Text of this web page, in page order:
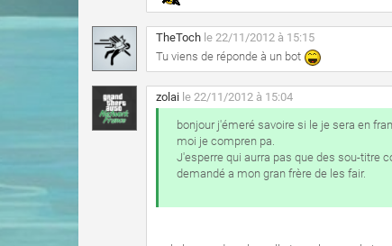
TheToch le 22/11/2012 à 15:15
Tu viens de réponde à un bot
zolai le 22/11/2012 à 15:04
bonjour j'émeré savoire si le je sera en
moi je compren pa.
J'esperre qui aurra pas que des sou-titre
demandé a mon gran frère de les fair.